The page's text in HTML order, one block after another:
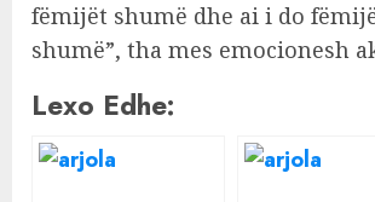
fëmijët shumë dhe ai i do
shumë”, tha mes emocionesh
Lexo Edhe: